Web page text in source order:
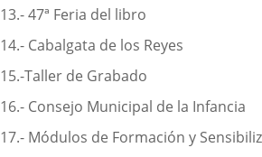
13.- 47ª Feria del libro
14.- Cabalgata de los Reyes
15.-Taller de Grabado
16.- Consejo Municipal de la Infancia
17.- Módulos de Formación y